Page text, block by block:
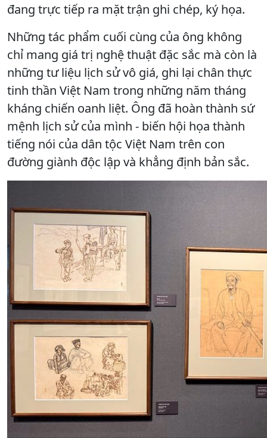
đang trực tiếp ra mặt trận ghi chép, ký họa.
Những tác phẩm cuối cùng của ông không
chỉ mang giá trị nghệ thuật đặc sắc mà còn là
những tư liệu lịch sử vô giá, ghi lại chân thực
tinh thần Việt Nam trong những năm tháng
kháng chiến oanh liệt. Ông đã hoàn thành sứ
mệnh lịch sử của mình - biến hội họa thành
tiếng nói của dân tộc Việt Nam trên con
đường giành độc lập và khẳng định bản sắc.